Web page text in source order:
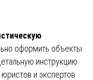
оформить объекты
инструкцию
и экспертов